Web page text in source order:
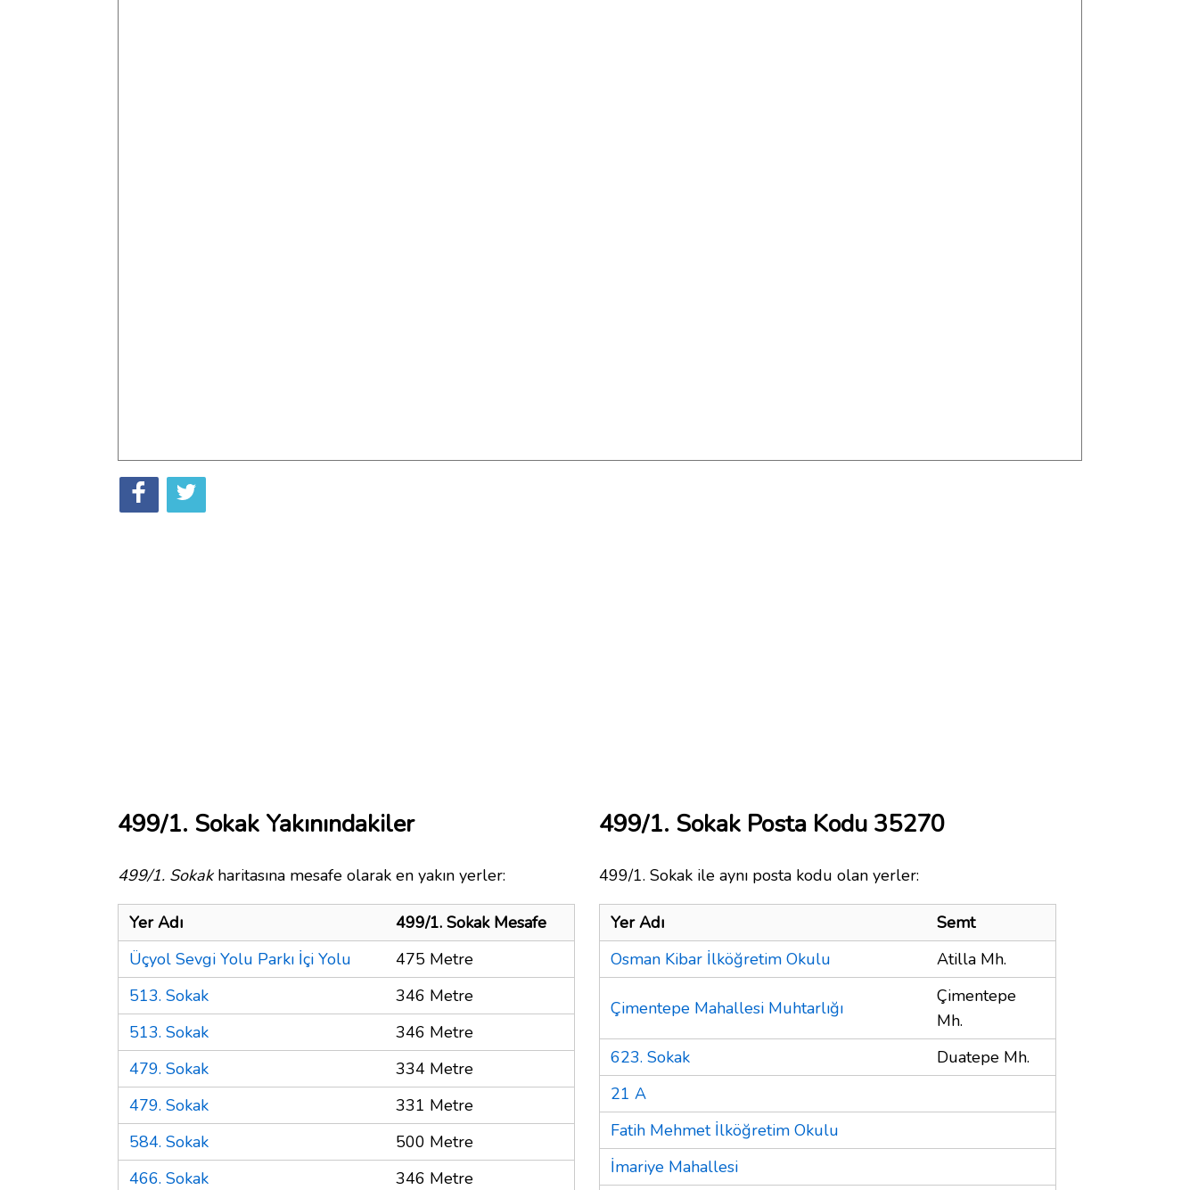
499/1. Sokak Yakınındakiler
499/1. Sokakharitasına mesafe olarak en yakın yerler:
Yer Adı
499/1. Sokak Mesafe
Üçyol Sevgi Yolu Parkı İçi Yolu
475 Metre
513. Sokak
346 Metre
513. Sokak
346 Metre
479. Sokak
334 Metre
479. Sokak
331 Metre
584. Sokak
500 Metre
466. Sokak
346 Metre
499/1. Sokak Posta Kodu 35270
499/1. Sokak ile aynı posta kodu olan yerler:
Yer Adı
Semt
Osman Kibar İlköğretim Okulu
Atilla Mh.
Çimentepe Mahallesi Muhtarlığı
Çimentepe
Mh.
623. Sokak
Duatepe Mh.
21 A
Fatih Mehmet İlköğretim Okulu
İmariye Mahallesi